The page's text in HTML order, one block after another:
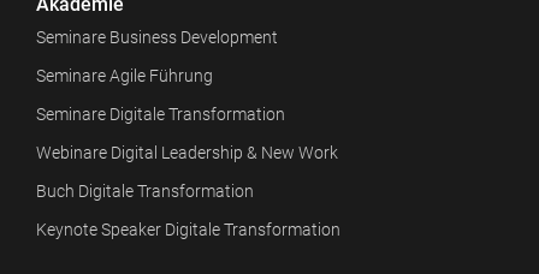
Seminare Business Development
Seminare Agile Führung
Seminare Digitale Transformation
Webinare Digital Leadership & New Work
Buch Digitale Transformation
Keynote Speaker Digitale Transformation